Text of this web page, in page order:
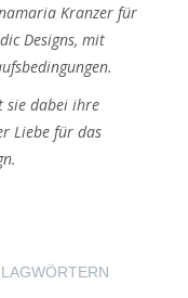
Kranzer für
Designs, mit
sie dabei ihre
Liebe für das